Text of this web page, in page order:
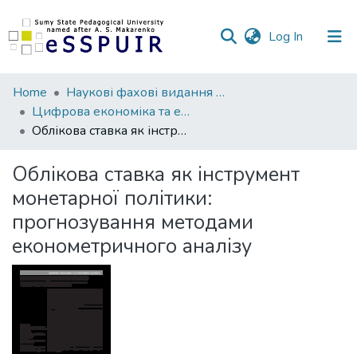
Log In (current)
Communities
&
Collections
Statistics
Home
Наукові фахові видання СумДПУ
Цифрова економіка та економічна безпека
Облікова ставка як інструмент монетарної політики: прогнозування методами економетричного аналізу
Облікова ставка як інструмент
монетарної політики:
прогнозування методами
економетричного аналізу